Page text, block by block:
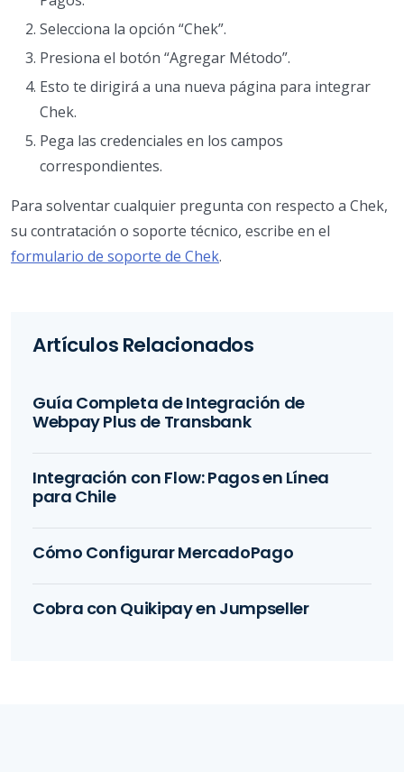
Selecciona la opción “Chek”.
Presiona el botón “Agregar Método”.
Esto te dirigirá a una nueva página para integrar
Chek.
Pega las credenciales en los campos
correspondientes.
Para solventar cualquier pregunta con respecto a Chek,
su contratación o soporte técnico, escribe en el
formulario de soporte de Chek.
Artículos Relacionados
Guía Completa de Integración de
Webpay Plus de Transbank
Integración con Flow: Pagos en Línea
para Chile
Cómo Configurar MercadoPago
Cobra con Quikipay en Jumpseller